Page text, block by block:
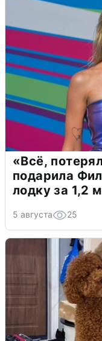
«Всё,
подарила
лодку за 1,2
5 августа 25